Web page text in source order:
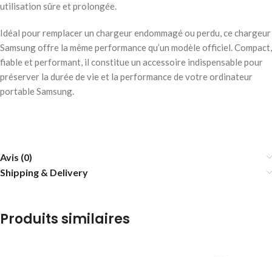
utilisation sûre et prolongée.
Idéal pour remplacer un chargeur endommagé ou perdu, ce chargeur
Samsung offre la même performance qu’un modèle officiel. Compact,
fiable et performant, il constitue un accessoire indispensable pour
préserver la durée de vie et la performance de votre ordinateur
portable Samsung.
Avis (0)
Shipping & Delivery
Produits similaires